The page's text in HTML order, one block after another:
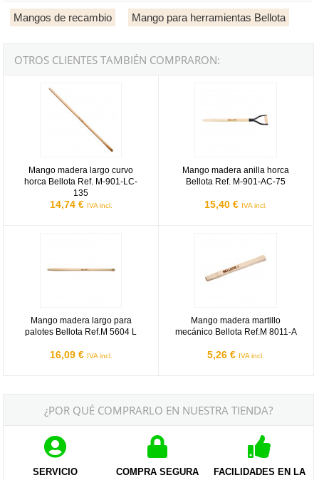
Mangos de recambio Mango para herramientas Bellota
OTROS CLIENTES TAMBIÉN COMPRARON:
Mango madera largo curvo
horca Bellota Ref. M-901-LC-
135
14,74 € IVA incl.
Mango madera anilla horca
Bellota Ref. M-901-AC-75
15,40 € IVA incl.
Mango madera largo para
palotes Bellota Ref.M 5604 L
16,09 € IVA incl.
Mango madera martillo
mecánico Bellota Ref.M 8011-A
5,26 € IVA incl.
¿POR QUÉ COMPRARLO EN NUESTRA TIENDA?
SERVICIO
COMPRA SEGURA
FACILIDADES EN LA